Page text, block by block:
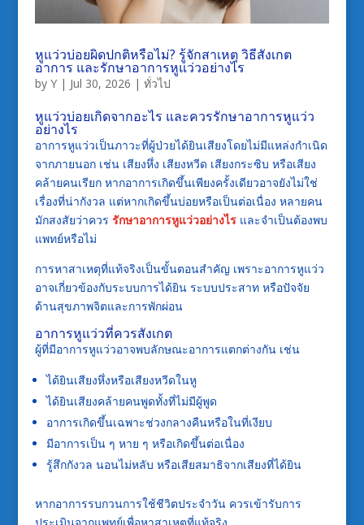
หูแว่วบ่อยผิดปกติหรือไม่? รู้จักสาเหตุ วิธีสังเกต
อาการ และรักษาอาการหูแว่วอย่างไร
by Y| Jul 30, 2026 | ทั่วไป
หูแว่วบ่อยเกิดจากอะไร และควรรักษาอาการหูแว่ว
อย่างไร
อาการหูแว่วเป็นภาวะที่ผู้ป่วยได้ยินเสียงโดยไม่มีแหล่งกำเนิด
จากภายนอก เช่น เสียงหึ่ง เสียงหวีด เสียงกระซิบ หรือเสียง
คล้ายคนเรียก หากอาการเกิดขึ้นเพียงครั้งเดียวอาจยังไม่ใช่
เรื่องที่น่ากังวล แต่หากเกิดขึ้นบ่อยหรือเป็นต่อเนื่อง หลายคน
มักสงสัยว่าควร รักษาอาการหูแว่วอย่างไรและจำเป็นต้องพบ
แพทย์หรือไม่
การหาสาเหตุที่แท้จริงเป็นขั้นตอนสำคัญ เพราะอาการหูแว่ว
อาจเกี่ยวข้องกับระบบการได้ยิน ระบบประสาท หรือปัจจัย
ด้านสุขภาพจิตและการพักผ่อน
อาการหูแว่วที่ควรสังเกต
ผู้ที่มีอาการหูแว่วอาจพบลักษณะอาการแตกต่างกัน เช่น
ได้ยินเสียงหึ่งหรือเสียงหวีดในหู
ได้ยินเสียงคล้ายคนพูดทั้งที่ไม่มีผู้พูด
อาการเกิดขึ้นเฉพาะช่วงกลางคืนหรือในที่เงียบ
มีอาการเป็น ๆ หาย ๆ หรือเกิดขึ้นต่อเนื่อง
รู้สึกกังวล นอนไม่หลับ หรือเสียสมาธิจากเสียงที่ได้ยิน
หากอาการรบกวนการใช้ชีวิตประจำวัน ควรเข้ารับการ